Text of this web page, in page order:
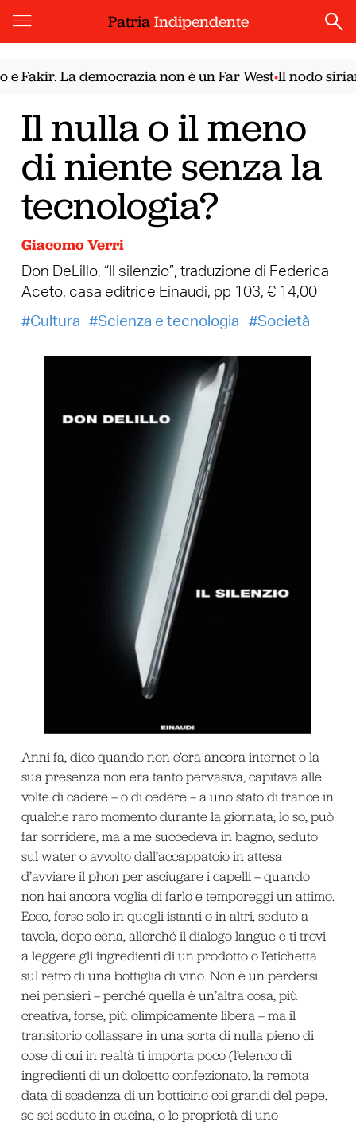
PatriaIndipendente
La democrazia non è un Far West•Il nodo siriano.
Il nulla o il meno
di niente senza la
tecnologia?
Giacomo Verri
Don DeLillo, “Il silenzio”, traduzione di Federica
Aceto, casa editrice Einaudi, pp 103, € 14,00
Cultura
Scienza e tecnologia Società
Anni fa, dico quando non c’era ancora internet o la
sua presenza non era tanto pervasiva, capitava alle
volte di cadere – o di cedere – a uno stato di trancein
qualche raro momento durante la giornata; lo so, può
far sorridere, ma a me succedeva in bagno, seduto
sul water o avvolto dall’accappatoio in attesa
d’avviare il phon per asciugare i capelli – quando
non hai ancora voglia di farlo e temporeggi un attimo.
Ecco, forse solo in quegli istanti o in altri, seduto a
tavola, dopo cena, allorché il dialogo langue e ti trovi
a leggere gli ingredienti di un prodotto o l’etichetta
sul retro di una bottiglia di vino. Non è un perdersi
nei pensieri – perché quella è un’altra cosa, più
creativa, forse, più olimpicamente libera – ma il
transitorio collassare in una sorta di nulla pieno di
cose di cui in realtà ti importa poco (l’elenco di
ingredienti di un dolcetto confezionato, la remota
data di scadenza di un botticino coi grandi del pepe,
se sei seduto in cucina, o le proprietà di uno